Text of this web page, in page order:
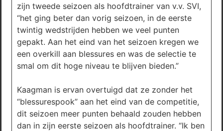
zijn tweede seizoen als hoofdtrainer van v.v. SVI,
“het ging beter dan vorig seizoen, in de eerste
twintig wedstrijden hebben we veel punten
gepakt. Aan het eind van het seizoen kregen we
een overkill aan blessures en was de selectie te
smal om dit hoge niveau te blijven bieden.”
Kaagman is ervan overtuigd dat ze zonder het
“blessurespook” aan het eind van de competitie,
dit seizoen meer punten behaald zouden hebben
dan in zijn eerste seizoen als hoofdtrainer. “Ik ben